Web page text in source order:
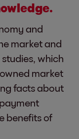
and
market and
which
market
facts about
benefits of